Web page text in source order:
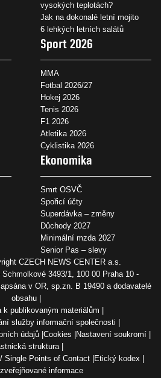
vysokých teplotách?
Jak na dokonalé letní mojito
6 lehkých letních salátů
Sport 2026
MMA
Fotbal 2026/27
Hokej 2026
Tenis 2026
F1 2026
Atletika 2026
Cyklistika 2026
Ekonomika
Smrt OSVČ
Spořicí účty
Superdávka – změny
Důchody 2027
Minimální mzda 2027
Senior Pas – slevy
CZECH NEWS CENTER a.s.
3493/1, 100 00 Praha 10 -
v OR, sp.zn. B 19490 a dodavatelé
obsahu
k publikovaným materiálům
služby informační společnosti
údajů Cookies
Nastavení soukromí
struktura
Single Points of Contact
Etický kodex
informace